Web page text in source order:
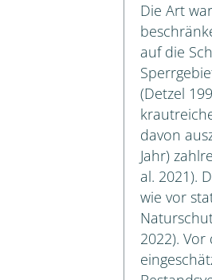
Neuropterida: Raphidioptera,
Megaloptera, Neuroptera
Hymenoptera: Symphyta
Arachnida: Pseudoscorpiones
Lumbricidae & Criodrilidae
Coleoptera: Curculionoidea
Die Art
auf die
(Detzel
davon
Jahr)
al. 2021).
wie vor
2022).